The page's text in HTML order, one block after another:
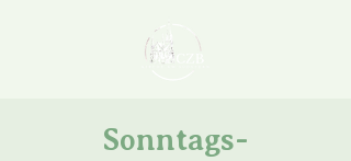
Sonntags-